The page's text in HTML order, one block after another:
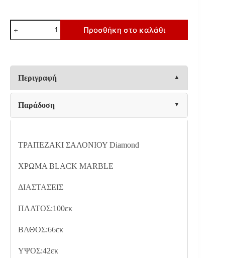
ΤΡΑΠΕΖΑΚΙ
ΣΑΛΟΝΙΟΥ
Diamond
100x66x42εκ
ποσότητα
Προσθήκη στο καλάθι
Περιγραφή
Παράδοση
ΤΡΑΠΕΖΑΚΙ ΣΑΛΟΝΙΟΥ Diamond
ΧΡΩΜΑ BLACK MARBLE
ΔΙΑΣΤΑΣΕΙΣ
ΠΛΑΤΟΣ:100εκ
ΒΑΘΟΣ:66εκ
ΥΨΟΣ:42εκ